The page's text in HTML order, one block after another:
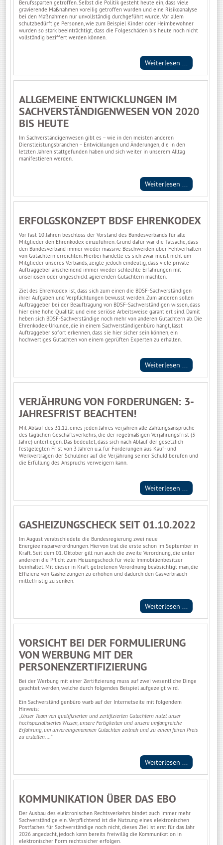
Berufssparten getroffen. Selbst die Politik gesteht heute ein, dass viele
gravierende Maßnahmen voreilig getroffen wurden und eine Risikoanalyse
bei den Maßnahmen nur unvollständig durchgeführt wurde. Vor allem
schutzbedürftige Personen, wie zum Beispiel Kinder oder Heimbewohner
wurden so stark beeinträchtigt, dass die Folgeschäden bis heute noch nicht
vollständig beziffert werden können.
Weiterlesen ...
ALLGEMEINE ENTWICKLUNGEN IM
SACHVERSTÄNDIGENWESEN VON 2020
BIS HEUTE
Im Sachverständigenwesen gibt es – wie in den meisten anderen
Dienstleistungsbranchen – Entwicklungen und Änderungen, die in den
letzten Jahren stattgefunden haben und sich weiter in unserem Alltag
manifestieren werden.
Weiterlesen ...
ERFOLGSKONZEPT BDSF EHRENKODEX
Vor fast 10 Jahren beschloss der Vorstand des Bundesverbands für alle
Mitglieder den Ehrenkodex einzuführen. Grund dafür war die Tatsache, dass
den Bundesverband immer wieder massive Beschwerden über Fehlverhalten
von Gutachtern erreichten. Hierbei handelte es sich zwar meist nicht um
Mitglieder unseres Verbands, zeigte jedoch eindeutig, dass viele private
Auftraggeber anscheinend immer wieder schlechte Erfahrungen mit
unseriösen oder ungeschickt agierenden Gutachtern machten.
Ziel des Ehrenkodex ist, dass sich zum einen die BDSF-Sachverständigen
ihrer Aufgaben und Verpflichtungen bewusst werden. Zum anderen sollen
Auftraggeber bei der Beauftragung von BDSF-Sachverständigen wissen, dass
hier eine hohe Qualität und eine seriöse Arbeitsweise garantiert sind. Damit
heben sich BDSF-Sachverständige noch mehr von anderen Gutachtern ab. Die
Ehrenkodex-Urkunde, die in einem Sachverständigenbüro hängt, lässt
Auftraggeber sofort erkennen, dass sie hier sicher sein können, ein
hochwertiges Gutachten von einem geprüften Experten zu erhalten.
Weiterlesen ...
VERJÄHRUNG VON FORDERUNGEN: 3-
JAHRESFRIST BEACHTEN!
Mit Ablauf des 31.12. eines jeden Jahres verjähren alle Zahlungsansprüche
des täglichen Geschäftsverkehrs, die der regelmäßigen Verjährungsfrist (3
Jahre) unterliegen. Das bedeutet, dass sich nach Ablauf der gesetzlich
festgelegten Frist von 3 Jahren u.a. für Forderungen aus Kauf- und
Werkverträgen der Schuldner auf die Verjährung seiner Schuld berufen und
die Erfüllung des Anspruchs verweigern kann.
Weiterlesen ...
GASHEIZUNGSCHECK SEIT 01.10.2022
Im August verabschiedete die Bundesregierung zwei neue
Energieeinsparverordnungen. Hiervon trat die erste schon im September in
Kraft. Seit dem 01. Oktober gilt nun auch die zweite Verordnung, die unter
anderem die Pflicht zum Heizungscheck für viele Immobilienbesitzer
beinhaltet. Mit dieser in Kraft getretenen Verordnung beabsichtigt man, die
Effizienz von Gasheizungen zu erhöhen und dadurch den Gasverbrauch
mittelfristig zu senken.
Weiterlesen ...
VORSICHT BEI DER FORMULIERUNG
VON WERBUNG MIT DER
PERSONENZERTIFIZIERUNG
Bei der Werbung mit einer Zertifizierung muss auf zwei wesentliche Dinge
geachtet werden, welche durch folgendes Beispiel aufgezeigt wird.
Ein Sachverständigenbüro warb auf der Internetseite mit folgendem
Hinweis:
„Unser Team von qualifizierten und zertifizierten Gutachtern nutzt unser
hochspezialisiertes Wissen, unsere Fertigkeiten und unsere umfangreiche
Erfahrung, um unvoreingenommen Gutachten zeitnah und zu einem fairen Preis
zu erstellen. …“
Weiterlesen ...
KOMMUNIKATION ÜBER DAS EBO
Der Ausbau des elektronischen Rechtsverkehrs bindet auch immer mehr
Sachverständige ein. Verpflichtend ist die Nutzung eines elektronischen
Postfaches für Sachverständige noch nicht, dieses Ziel ist erst für das Jahr
2026 angedacht, jedoch kann bereits freiwillig die Kommunikation in
elektronischer Form rechtssicher erfolgen.